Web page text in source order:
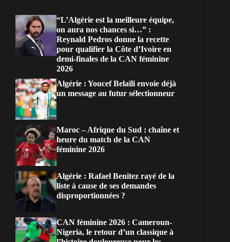
“L’Algérie est la meilleure équipe,
on aura nos chances si…” :
Reynald Pedros donne la recette
pour qualifier la Côte d’Ivoire en
demi-finales de la CAN féminine
2026
Algérie : Youcef Belaïli envoie déjà
un message au futur sélectionneur
Maroc – Afrique du Sud : chaîne et
heure du match de la CAN
féminine 2026
Algérie : Rafael Benitez rayé de la
liste à cause de ses demandes
disproportionnées ?
CAN féminine 2026 : Cameroun-
Nigeria, le retour d’un classique à